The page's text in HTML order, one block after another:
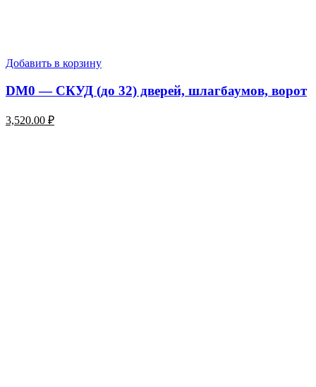
Добавить в корзину
DM0 — СКУД (до 32) дверей, шлагбаумов, ворот
3,520.00 ₽